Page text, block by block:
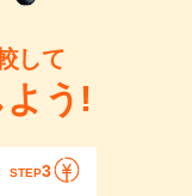
して
う!
STEP3